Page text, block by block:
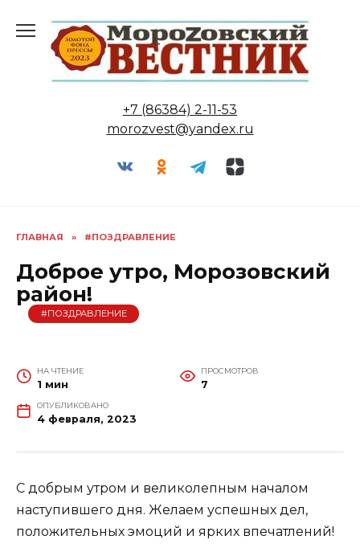
содержанию
+7 (86384) 2-11-53
morozvest@yandex.ru
ГЛАВНАЯ » #ПОЗДРАВЛЕНИЕ
Доброе утро, Морозовский
район!
#ПОЗДРАВЛЕНИЕ
НА ЧТЕНИЕ
1 мин
ПРОСМОТРОВ
7
ОПУБЛИКОВАНО
4 февраля, 2023
С добрым утром и великолепным началом
наступившего дня. Желаем успешных дел,
положительных эмоций и ярких впечатлений!